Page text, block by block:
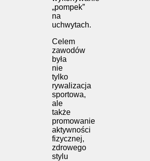
„pompek”
na
uchwytach.
Celem
zawodów
była
nie
tylko
rywalizacja
sportowa,
ale
także
promowanie
aktywności
fizycznej,
zdrowego
stylu